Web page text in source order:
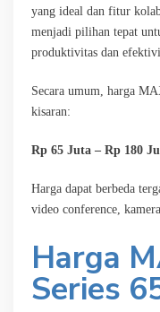
yang ideal dan fitur
menjadi pilihan tepat
produktivitas dan
Secara umum, harga
kisaran:
Rp 65 Juta – Rp 180
Harga dapat berbeda
video conference,
Harga
Series